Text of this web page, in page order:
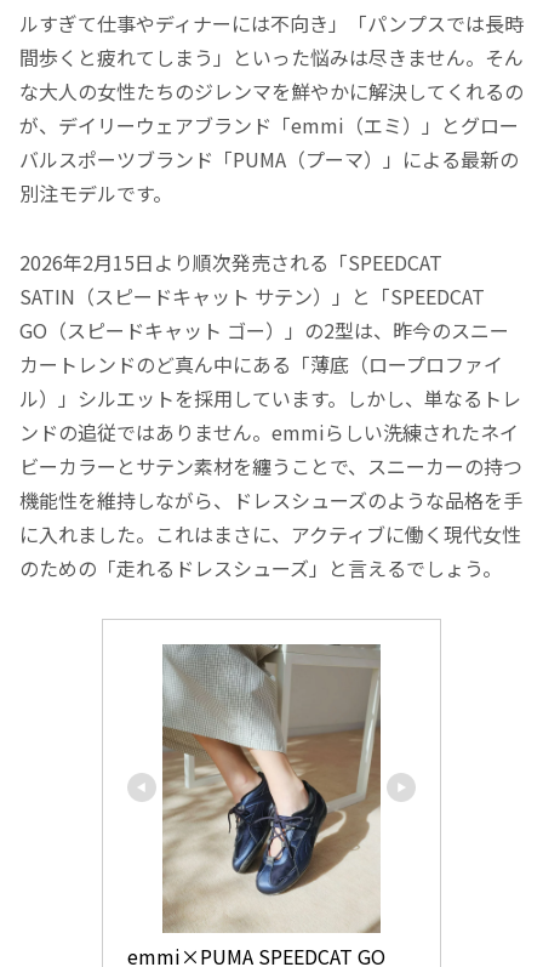
ルすぎて仕事やディナーには不向き」「パンプスでは長時
間歩くと疲れてしまう」といった悩みは尽きません。そん
な大人の女性たちのジレンマを鮮やかに解決してくれるの
が、デイリーウェアブランド「emmi（エミ）」とグロー
バルスポーツブランド「PUMA（プーマ）」による最新の
別注モデルです。
2026年2月15日より順次発売される「SPEEDCAT
SATIN（スピードキャット サテン）」と「SPEEDCAT
GO（スピードキャット ゴー）」の2型は、昨今のスニー
カートレンドのど真ん中にある「薄底（ロープロファイ
ル）」シルエットを採用しています。しかし、単なるトレ
ンドの追従ではありません。emmiらしい洗練されたネイ
ビーカラーとサテン素材を纏うことで、スニーカーの持つ
機能性を維持しながら、ドレスシューズのような品格を手
に入れました。これはまさに、アクティブに働く現代女性
のための「走れるドレスシューズ」と言えるでしょう。
emmi×PUMA SPEEDCAT GO